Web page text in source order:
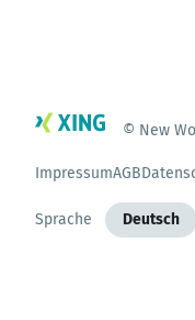
© New
ImpressumAGB
Sprache Deutsch